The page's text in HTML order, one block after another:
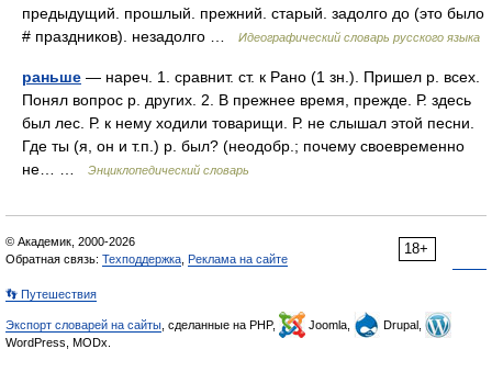
предыдущий. прошлый. прежний. старый. задолго до (это было
# праздников). незадолго …
Идеографический словарь русского языка
раньше — нареч. 1. сравнит. ст. к Рано (1 зн.). Пришел р. всех.
Понял вопрос р. других. 2. В прежнее время, прежде. Р. здесь
был лес. Р. к нему ходили товарищи. Р. не слышал этой песни.
Где ты (я, он и т.п.) р. был? (неодобр.; почему своевременно
не… …
Энциклопедический словарь
18+
© Академик, 2000-2026
Обратная связь: Техподдержка Реклама на сайте
👣 Путешествия
Экспорт словарей на сайты , сделанные на PHP, Joomla,
Drupal,
WordPress, MODx.